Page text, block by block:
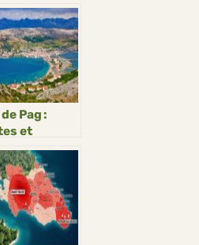
Pag :
et
en